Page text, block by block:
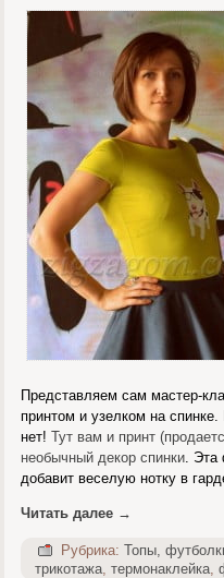
Представляем сам мастер-
принтом и узелком на
нет!Тут вам и принт
необычный декор спинки. Эта
добавит веселую нотку в
Читать далее →
Рубрика: Топы,
трикотажа,термонаклейка,